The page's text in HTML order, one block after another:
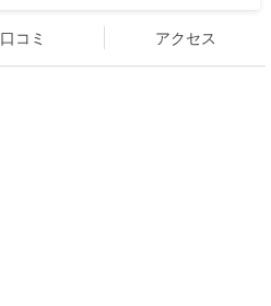
口コミ アクセス